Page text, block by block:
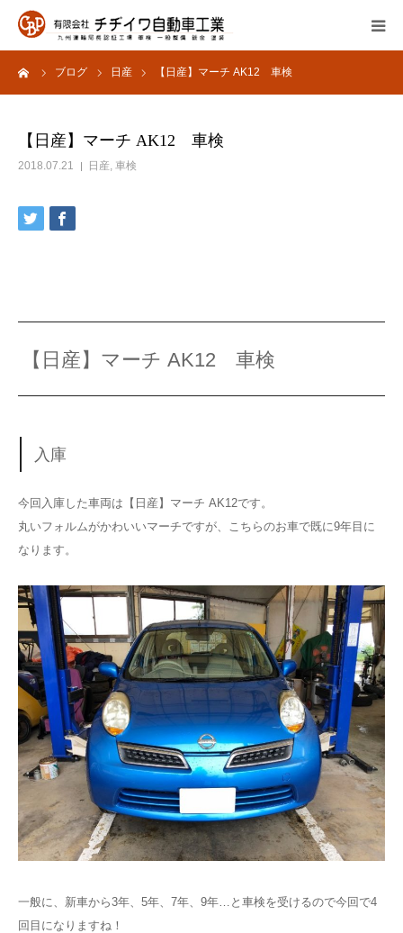
ブログ 日産 【日産】マーチ AK12 車検
【日産】マーチ AK12 車検
2018.07.21 日産, 車検
【日産】マーチ AK12 車検
入庫
今回入庫した車両は【日産】マーチ AK12です。
丸いフォルムがかわいいマーチですが、こちらのお車で既に9年目に
なります。
一般に、新車から3年、5年、7年、9年…と車検を受けるので今回で4
回目になりますね！
会社概要
採用情報